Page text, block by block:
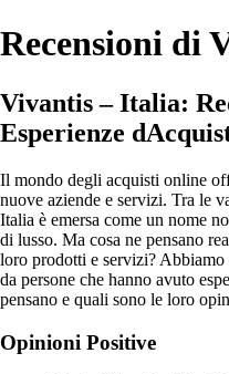
Recensioni di
Vivantis – Italia:
Esperienze
Il mondo degli acquisti online
nuove aziende e servizi. Tra le
Italia è emersa come un nome
di lusso. Ma cosa ne pensano
loro prodotti e servizi?
da persone che hanno avuto
pensano e quali sono le loro
Opinioni Positive